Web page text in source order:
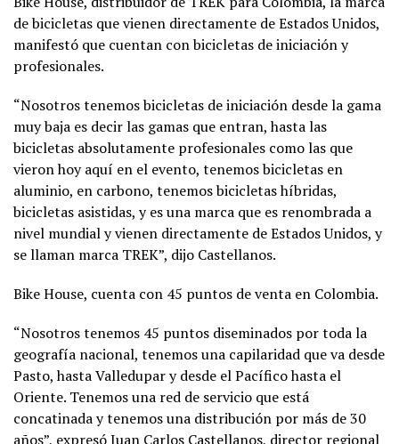
de bicicletas que vienen directamente de Estados Unidos,
manifestó que cuentan con bicicletas de iniciación y
profesionales.
“Nosotros tenemos bicicletas de iniciación desde la gama
muy baja es decir las gamas que entran, hasta las
bicicletas absolutamente profesionales como las que
vieron hoy aquí en el evento, tenemos bicicletas en
aluminio, en carbono, tenemos bicicletas híbridas,
bicicletas asistidas, y es una marca que es renombrada a
nivel mundial y vienen directamente de Estados Unidos, y
se llaman marca TREK”, dijo Castellanos.
Bike House, cuenta con 45 puntos de venta en Colombia.
“Nosotros tenemos 45 puntos diseminados por toda la
geografía nacional, tenemos una capilaridad que va desde
Pasto, hasta Valledupar y desde el Pacífico hasta el
Oriente. Tenemos una red de servicio que está
concatinada y tenemos una distribución por más de 30
años”, expresó Juan Carlos Castellanos, director regional